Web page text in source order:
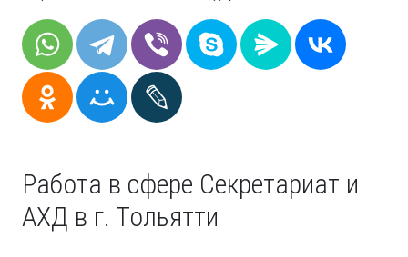
Работа в сфере Секретариат и
АХД в г. Тольятти